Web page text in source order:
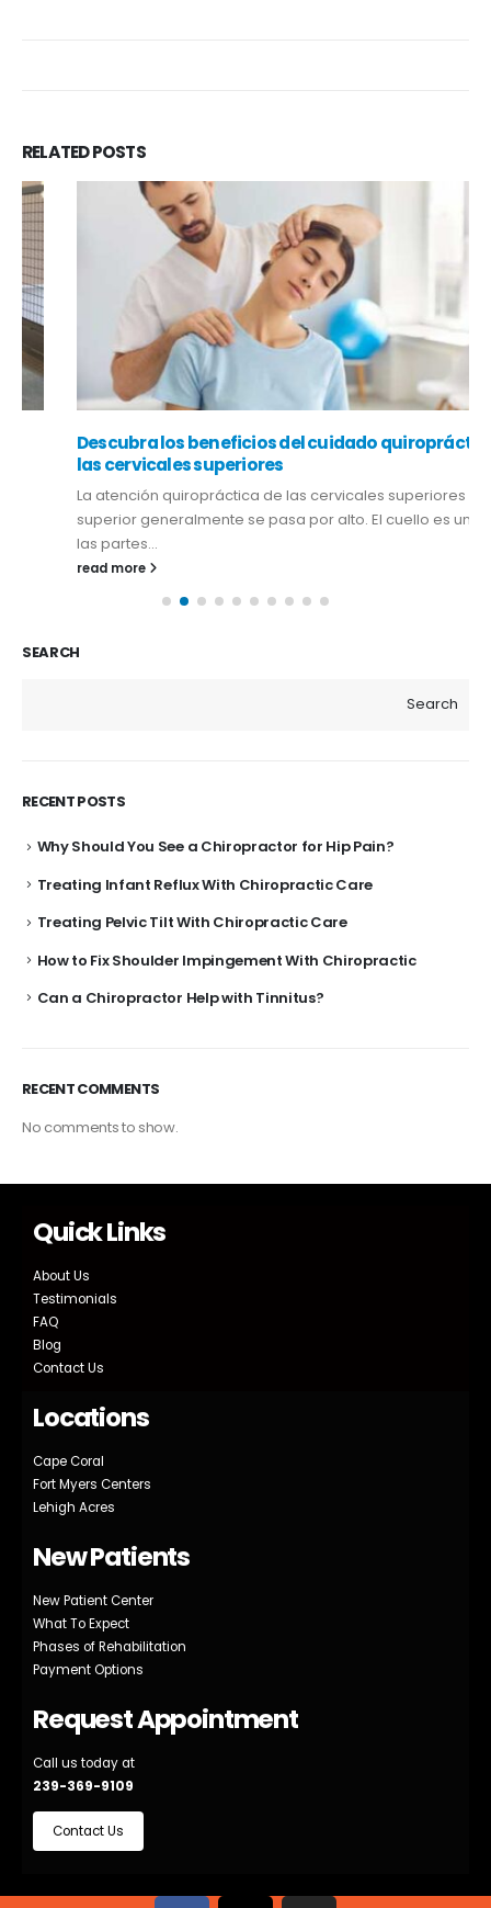
RELATEDPOSTS
Descubra los beneficios del cuidado quiropráctico de
las cervicales superiores
La atención quiropráctica de las cervicales superiores
superior generalmente se pasa por alto. El cuello es una de
las partes...
read more
SEARCH
Search
RECENT POSTS
Why Should You See a Chiropractor for Hip Pain?
Treating Infant Reflux With Chiropractic Care
Treating Pelvic Tilt With Chiropractic Care
How to Fix Shoulder Impingement With Chiropractic
Can a Chiropractor Help with Tinnitus?
RECENT COMMENTS
No comments to show.
Quick Links
About Us
Testimonials
FAQ
Blog
Contact Us
Locations
Cape Coral
Fort Myers Centers
Lehigh Acres
New Patients
New Patient Center
What To Expect
Phases of Rehabilitation
Payment Options
Request Appointment
Call us today at
239-369-9109
Contact Us